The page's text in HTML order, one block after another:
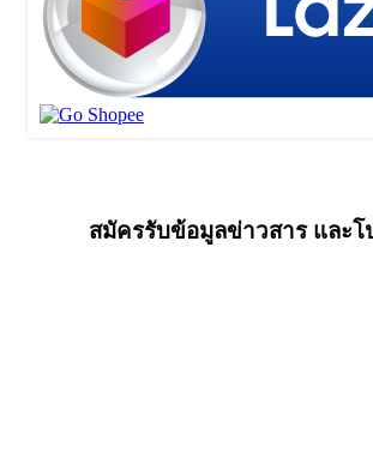
สมัครรับข้อมูลข่าวสาร และ